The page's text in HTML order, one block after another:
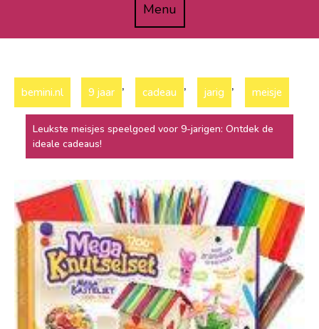
MenuMenu
bemini.nl 9 jaar , cadeau , jarig , meisje
Leukste meisjes speelgoed voor 9-jarigen: Ontdek de
ideale cadeaus!